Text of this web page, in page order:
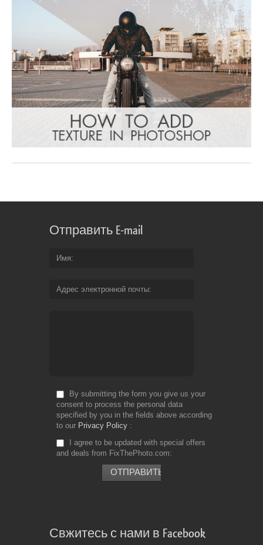
Отправить E-mail
Имя
Адрес электронной почты
By submitting the form you give us your
consent to process the personal data
specified by you in the fields above according
to our Privacy Policy
I agree to be updated with special offers
and deals from FixThePhoto.com
Свжитесь с нами в Facebook